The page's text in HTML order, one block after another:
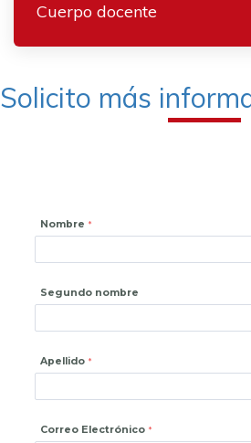
Cuerpo docente
Solicito más
Nombre
Segundo nombre
Apellido
Correo Electrónico